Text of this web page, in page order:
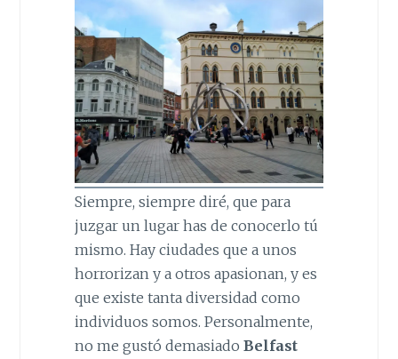
Siempre, siempre diré, que para
juzgar un lugar has de conocerlo tú
mismo. Hay ciudades que a unos
horrorizan y a otros apasionan, y es
que existe tanta diversidad como
individuos somos. Personalmente,
no me gustó demasiado Belfast